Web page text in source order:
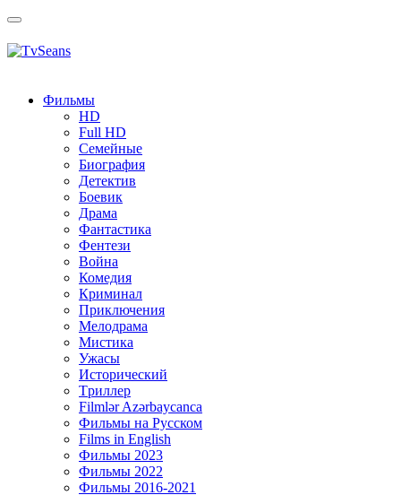
Toggle
Фильмы
HD
Full HD
Семейные
Биография
Детектив
Боевик
Драма
Фантастика
Фентези
Война
Комедия
Криминал
Приключения
Мелодрама
Мистика
Ужасы
Исторический
Tриллер
Filmlər Azərbaycanca
Фильмы на Русском
Films in English
Фильмы 2023
Фильмы 2022
Фильмы 2016-2021